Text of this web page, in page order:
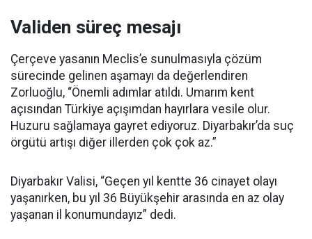
Validen süreç mesajı
Çerçeve yasanın Meclis’e sunulmasıyla çözüm
sürecinde gelinen aşamayı da değerlendiren
Zorluoğlu, “Önemli adımlar atıldı. Umarım kent
açısından Türkiye açışımdan hayırlara vesile olur.
Huzuru sağlamaya gayret ediyoruz. Diyarbakır’da suç
örgütü artışı diğer illerden çok çok az.”
Diyarbakır Valisi, “Geçen yıl kentte 36 cinayet olayı
yaşanırken, bu yıl 36 Büyükşehir arasında en az olay
yaşanan il konumundayız” dedi.